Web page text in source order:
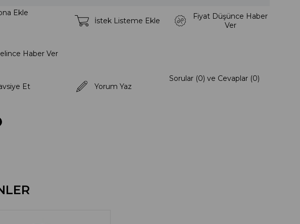
Ekle
İstek Listeme Ekle
Fiyat Düşünce Haber
Ver
Haber Ver
Et Yorum Yaz
Sorular (0) ve Cevaplar (0)